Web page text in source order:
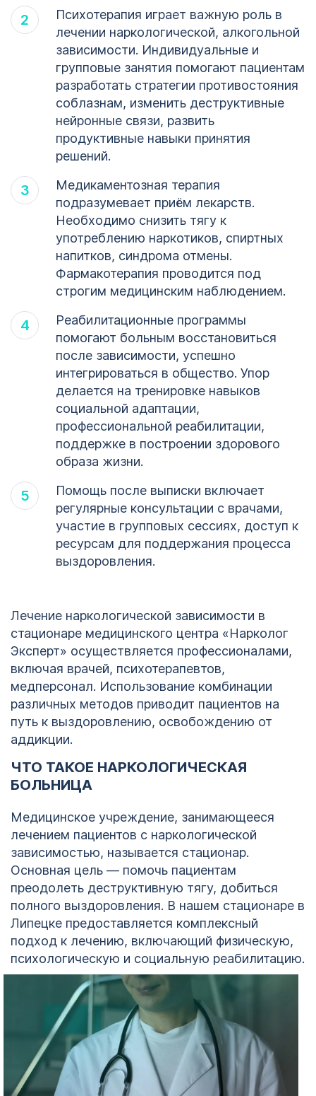
Психотерапия играет важную роль в
лечении наркологической, алкогольной
зависимости. Индивидуальные и
групповые занятия помогают пациентам
разработать стратегии противостояния
соблазнам, изменить деструктивные
нейронные связи, развить
продуктивные навыки принятия
решений.
Медикаментозная терапия
подразумевает приём лекарств.
Необходимо снизить тягу к
употреблению наркотиков, спиртных
напитков, синдрома отмены.
Фармакотерапия проводится под
строгим медицинским наблюдением.
Реабилитационные программы
помогают больным восстановиться
после зависимости, успешно
интегрироваться в общество. Упор
делается на тренировке навыков
социальной адаптации,
профессиональной реабилитации,
поддержке в построении здорового
образа жизни.
Помощь после выписки включает
регулярные консультации с врачами,
участие в групповых сессиях, доступ к
ресурсам для поддержания процесса
выздоровления.
Лечение наркологической зависимости в
стационаре медицинского центра «Нарколог
Эксперт» осуществляется профессионалами,
включая врачей, психотерапевтов,
медперсонал. Использование комбинации
различных методов приводит пациентов на
путь к выздоровлению, освобождению от
аддикции.
ЧТО ТАКОЕ НАРКОЛОГИЧЕСКАЯ
БОЛЬНИЦА
Медицинское учреждение, занимающееся
лечением пациентов с наркологической
зависимостью, называется стационар.
Основная цель — помочь пациентам
преодолеть деструктивную тягу, добиться
полного выздоровления. В нашем стационаре в
Липецке предоставляется комплексный
подход к лечению, включающий физическую,
психологическую и социальную реабилитацию.
ОСТАВИТЬ ЗАЯВКУ
политикой
конфиденциальности
Кодирование
алкоголизма
Липецк
ОСТАВИТЬ ЗАЯВКУ
политикой
конфиденциальности